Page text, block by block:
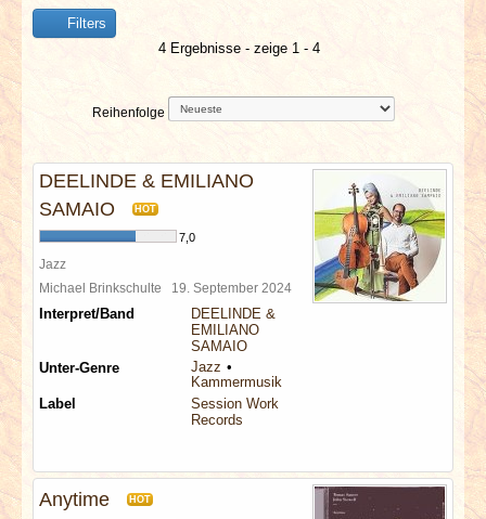
BERICHTE
VERLOSUNGEN
SPECIALS
REDAKTION
LINKS
ARCHIV
Filters
4 Ergebnisse - zeige 1 - 4
Reihenfolge
DEELINDE & EMILIANO
SAMAIO
HOT
7,0
Jazz
Michael Brinkschulte 19. September 2024
Interpret/Band
DEELINDE &
EMILIANO
SAMAIO
Unter-Genre
Jazz
Kammermusik
Label
Session Work
Records
Anytime HOT